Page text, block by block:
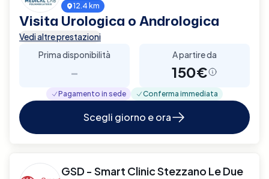
12.4 km
Visita Urologica o Andrologica
Vedi altre prestazioni
Prima disponibilità
-
A partire da
150€
Pagamento in sede Conferma immediata
Scegli giorno e ora
GSD - Smart Clinic Stezzano Le Due